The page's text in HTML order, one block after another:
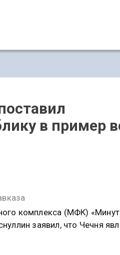
в пример
комплекса (МФК)
заявил, что Чечня